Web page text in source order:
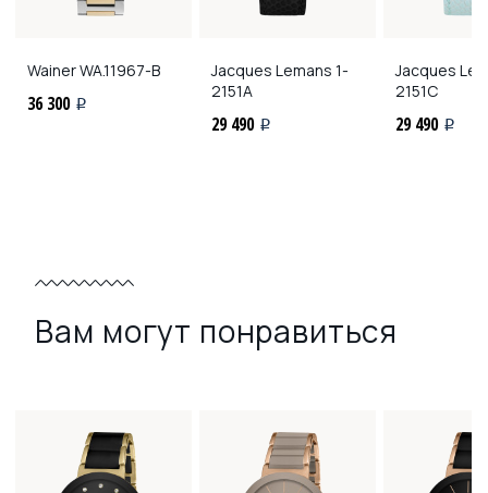
WainerWA.11967-B
36 300 i
Jacques Lemans 1-
2151A
29 490 i
Jacques
2151C
29 490 i
Вам могут понравиться